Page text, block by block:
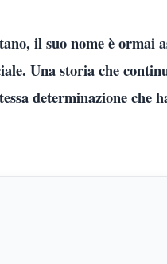
il suo nome è ormai
Una storia che
determinazione